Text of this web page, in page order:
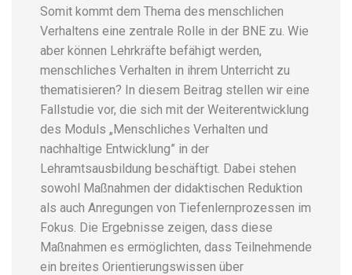
Somit kommt dem Thema des menschlichen
Verhaltens eine zentrale Rolle in der BNE zu. Wie
aber können Lehrkräfte befähigt werden,
menschliches Verhalten in ihrem Unterricht zu
thematisieren? In diesem Beitrag stellen wir eine
Fallstudie vor, die sich mit der Weiterentwicklung
des Moduls „Menschliches Verhalten und
nachhaltige Entwicklung” in der
Lehramtsausbildung beschäftigt. Dabei stehen
sowohl Maßnahmen der didaktischen Reduktion
als auch Anregungen von Tiefenlernprozessen im
Fokus. Die Ergebnisse zeigen, dass diese
Maßnahmen es ermöglichten, dass Teilnehmende
ein breites Orientierungswissen über